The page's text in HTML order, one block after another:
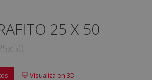
25 X 50
Visualiza en 3D